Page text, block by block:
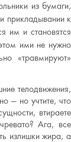
из бумаги,
прикладывании к
им и становятся
ими не нужно
«травмируют»
телодвижения,
— но учтите, что
втираете
Ага, все
излишки жира, а